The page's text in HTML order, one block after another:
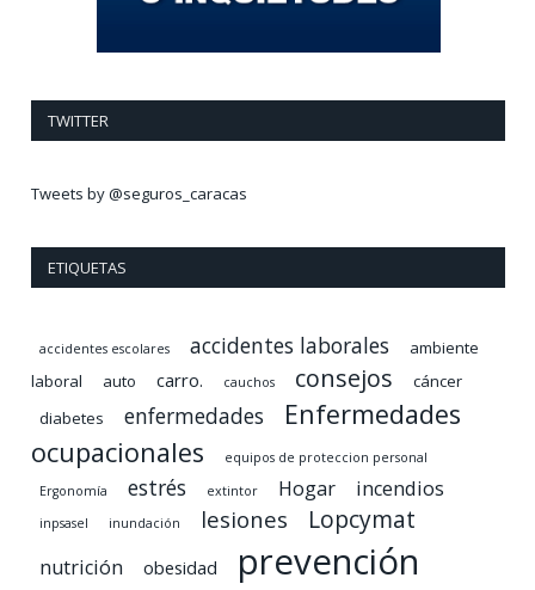
TWITTER
Tweets by @seguros_caracas
ETIQUETAS
accidentes escolares accidentes laborales
ambiente
laboral
auto carro. cauchos consejos
cáncer
diabetes
enfermedades
Enfermedades
ocupacionales
equipos de proteccion personal
Ergonomía
estrés extintor Hogar incendios
inpsasel inundación lesiones Lopcymat
nutrición obesidad prevención